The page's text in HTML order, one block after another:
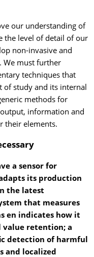
our understanding of
the level of detail of our
non-invasive and
We must further
techniques that
of study and its internal
methods for
information and
their elements.
a sensor for
its production
the latest
that measures
en indicates how it
value retention; a
detection of harmful
and localized